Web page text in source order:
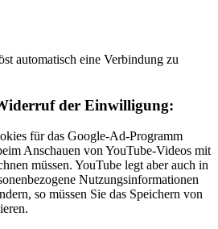
automatisch eine Verbindung zu
der Einwilligung:
für das Google-Ad-Programm
Anschauen von YouTube-Videos mit
müssen. YouTube legt aber auch in
Nutzungsinformationen
so müssen Sie das Speichern von